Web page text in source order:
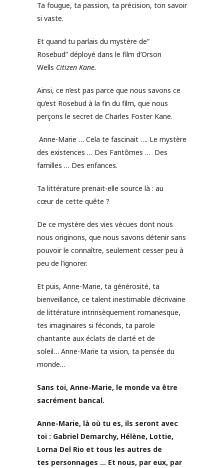
Ta fougue, ta passion, ta précision, ton savoir
si vaste.
Et quand tu parlais du mystère de”
Rosebud” déployé dans le film d’Orson
Wells Citizen Kane.
Ainsi, ce n’est pas parce que nous savons ce
qu’est Rosebud à la fin du film, que nous
perçons le secret de Charles Foster Kane.
Anne-Marie … Cela te fascinait …. Le mystère
des existences … Des Fantômes … Des
familles … Des enfances.
Ta littérature prenait-elle source là : au
cœur de cette quête ?
De ce mystère des vies vécues dont nous
nous originons, que nous savons détenir sans
pouvoir le connaître, seulement cesser peu à
peu de l’ignorer.
Et puis, Anne-Marie, ta générosité, ta
bienveillance, ce talent inestimable d’écrivaine
de littérature intrinsèquement romanesque,
tes imaginaires si féconds, ta parole
chantante aux éclats de clarté et de
soleil… Anne-Marie ta vision, ta pensée du
monde…
Sans toi, Anne-Marie, le monde va être
sacrément bancal.
Anne-Marie, là où tu es, ils seront avec
toi : Gabriel Demarchy, Hélène, Lottie,
Lorna Del Rio et tous les autres de
tes personnages … Et nous, par eux, par